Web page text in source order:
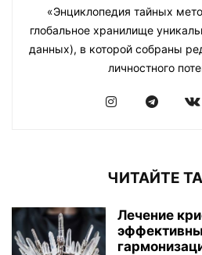
«Энциклопедия тайных
глобальное хранилище
данных), в которой собраны
личностного
ЧИТАЙТЕ
Лечение